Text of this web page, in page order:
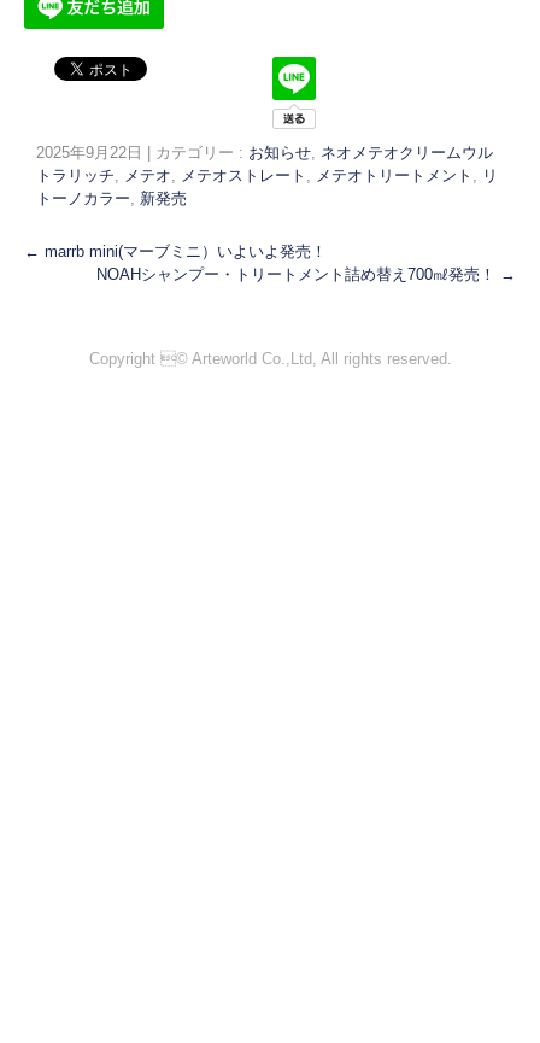
2025年9月22日 カテゴリー : お知らせ, ネオメテオクリームウル
トラリッチ, メテオ, メテオストレート , メテオトリートメント , リ
トーノカラー, 新発売
← marrb mini(マーブミニ）いよいよ発売！
NOAHシャンプー・トリートメント詰め替え700㎖発売！
→
Copyright © Arteworld Co.,Ltd, All rights reserved.